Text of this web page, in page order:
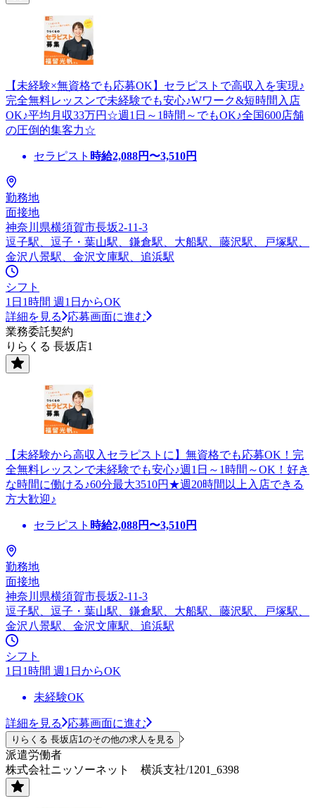
【未経験×無資格でも応募OK】セラピストで高収入を実現♪
完全無料レッスンで未経験でも安心♪Wワーク&短時間入店
OK♪平均月収33万円☆週1日～1時間～でもOK♪全国600店舗
の圧倒的集客力☆
セラピスト 時給2,088円〜3,510円
勤務地
面接地
神奈川県横須賀市長坂2-11-3
逗子駅、逗子・葉山駅、鎌倉駅、大船駅、藤沢駅、戸塚駅、
金沢八景駅、金沢文庫駅、追浜駅
シフト
1日1時間 週1日からOK
詳細を見る
応募画面に進む
業務委託契約
りらくる 長坂店1
【未経験から高収入セラピストに】無資格でも応募OK！完
全無料レッスンで未経験でも安心♪週1日～1時間～OK！好き
な時間に働ける♪60分最大3510円★週20時間以上入店できる
方大歓迎♪
セラピスト 時給2,088円〜3,510円
勤務地
面接地
神奈川県横須賀市長坂2-11-3
逗子駅、逗子・葉山駅、鎌倉駅、大船駅、藤沢駅、戸塚駅、
金沢八景駅、金沢文庫駅、追浜駅
シフト
1日1時間 週1日からOK
未経験OK
詳細を見る 応募画面に進む
りらくる 長坂店1のその他の求人を見る
派遣労働者
株式会社ニッソーネット 横浜支社/1201_6398